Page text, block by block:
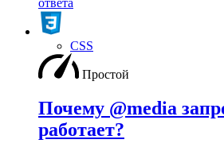
CSS
Простой
Почему @media
работает?